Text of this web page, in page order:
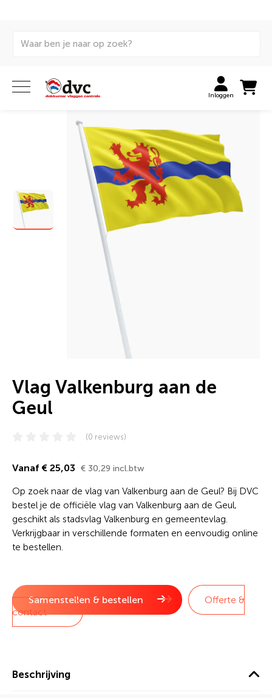
Inloggen
Vlag Valkenburg aan de
Geul
(0 reviews)
Vanaf € 25,03 € 30,29 incl.btw
Op zoek naar de vlag van Valkenburg aan de Geul? Bij DVC
bestel je de officiële vlag van Valkenburg aan de Geul,
geschikt als stadsvlag Valkenburg en gemeentevlag.
Verkrijgbaar in verschillende formaten en eenvoudig online
te bestellen.
Samenstellen & bestellen
Offerte &
contact
Beschrijving